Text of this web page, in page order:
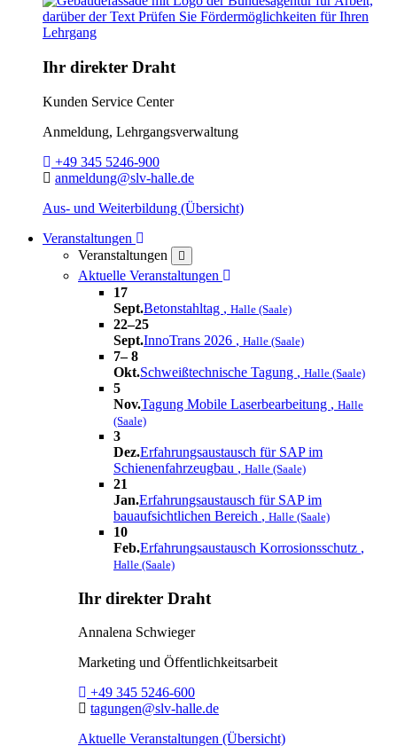
Ihr direkter Draht
Kunden Service Center
Anmeldung, Lehrgangsverwaltung
Telefon:
+49 345 5246-900
E-Mail:
anmeldung@slv-halle.de
Aus- und Weiterbildung (Übersicht)
Veranstaltungen
Veranstaltungen
Aktuelle Veranstaltungen Toggle Dropdown
17
Sept.Betonstahltag , Halle (Saale)
22–25
Sept.InnoTrans 2026 , Halle (Saale)
7– 8
Okt.Schweißtechnische Tagung , Halle (Saale)
5
Nov.Tagung Mobile Laserbearbeitung , Halle
(Saale)
3
Dez.Erfahrungsaustausch für SAP im
Schienenfahrzeugbau , Halle (Saale)
21
Jan.Erfahrungsaustausch für SAP im
bauaufsichtlichen Bereich , Halle (Saale)
10
Feb.Erfahrungsaustausch Korrosionsschutz ,
Halle (Saale)
Ihr direkter Draht
Annalena Schwieger
Marketing und Öffentlichkeitsarbeit
Telefon:
+49 345 5246-600
E-Mail:
tagungen@slv-halle.de
Aktuelle Veranstaltungen (Übersicht)